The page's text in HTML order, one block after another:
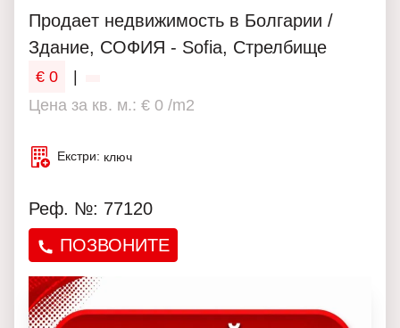
Продаeт недвижимость в Болгарии /
Здание, СОФИЯ - Sofia, Стрелбище
€ 0
Цена за кв. м.: € 0 /m2
Екстри: ключ
Реф. №: 77120
ПОЗВОНИТЕ